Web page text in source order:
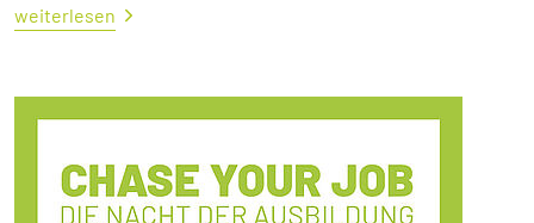
weiterlesen